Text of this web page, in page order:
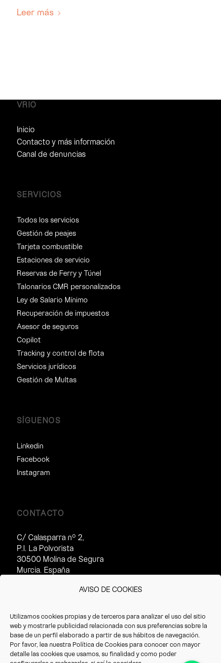
AVISO DE COOKIES
Utilizamos cookies propias y de terceros para analizar el uso del sitio
web y mostrarle publicidad relacionada con sus preferencias sobre la
base de un perfil elaborado a partir de sus hábitos de navegación.
Por favor, lea nuestra Política de Cookies para conocer con mayor
detalle las cookies que usamos, su finalidad y como poder
Leer más
VRIO
Inicio
Contacto y más información
Canal de denuncias
SERVICIOS
Todos los servicios
Gestión de peajes
Tarjeta combustible
Estaciones de servicio
Reservas de Ferry y Túnel
Talonarios CMR personalizados
Ley de Salario Mínimo
Recuperación de impuestos
Asesor de seguros
Copilot
Tracking y control de flota
Servicios jurídicos
Gestión de Multas
SÍGUENOS
Linkedin
Facebook
Instagram
CONTACTO
C/ Calasparra nº 2,
P.I. La Polvorista
30500 Molina de Segura
Murcia. España
Horario de atención al cliente:
· Verano(15/07 – 15/09):
8:30 – 14:30h
T. +34 968 387 220
F. +34 968 387 766